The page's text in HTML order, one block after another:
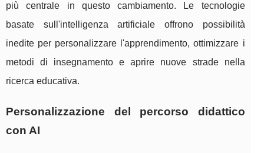
più centrale in questo cambiamento. Le tecnologie
basate sull'intelligenza artificiale offrono possibilità
inedite per personalizzare l'apprendimento, ottimizzare i
metodi di insegnamento e aprire nuove strade nella
ricerca educativa.
Personalizzazione del percorso didattico
con AI